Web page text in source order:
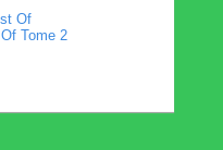
Of
Tome 2